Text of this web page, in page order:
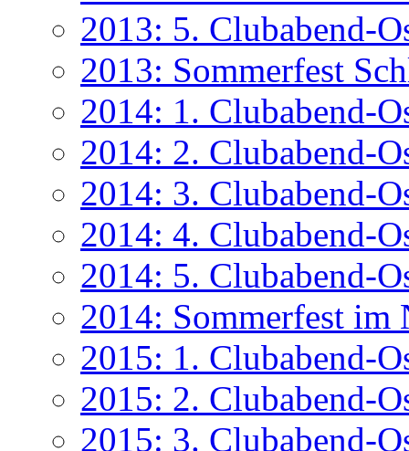
2013: 5. Clubabend-
2013: Sommerfest
2014: 1. Clubabend-
2014: 2. Clubabend-
2014: 3. Clubabend-
2014: 4. Clubabend-
2014: 5. Clubabend-
2014: Sommerfest im
2015: 1. Clubabend-
2015: 2. Clubabend-
2015: 3. Clubabend-